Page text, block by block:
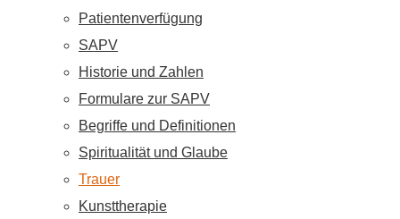
Patientenverfügung
SAPV
Historie und Zahlen
Formulare zur SAPV
Begriffe und Definitionen
Spiritualität und Glaube
Trauer
Kunsttherapie